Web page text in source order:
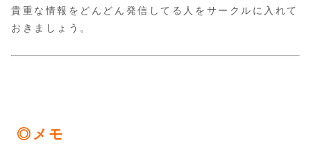
貴重な情報をどんどん発信してる人をサークルに入れて
おきましょう。
◎メモ